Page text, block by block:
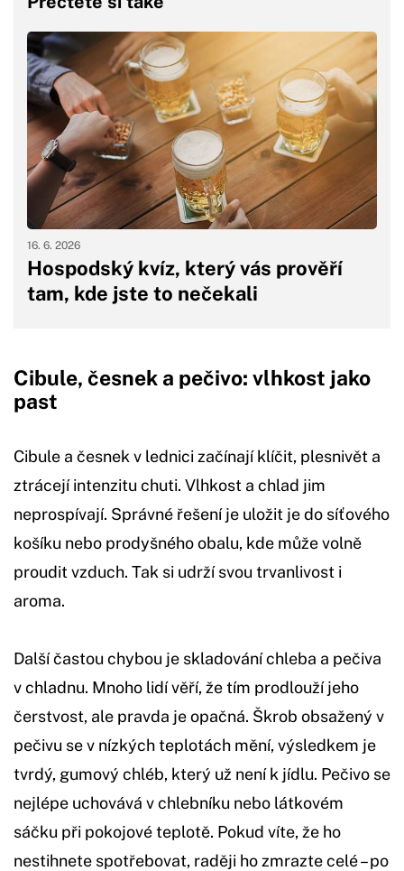
Hospodský kvíz, který vás prověří
tam, kde jste to nečekali
16. 6. 2026
Cibule, česnek a pečivo: vlhkost jako
past
Cibule a česnek v lednici začínají klíčit, plesnivět a
ztrácejí intenzitu chuti. Vlhkost a chlad jim
neprospívají. Správné řešení je uložit je do síťového
košíku nebo prodyšného obalu, kde může volně
proudit vzduch. Tak si udrží svou trvanlivost i
aroma.
Další častou chybou je skladování chleba a pečiva
v chladnu. Mnoho lidí věří, že tím prodlouží jeho
čerstvost, ale pravda je opačná. Škrob obsažený v
pečivu se v nízkých teplotách mění, výsledkem je
tvrdý, gumový chléb, který už není k jídlu. Pečivo se
nejlépe uchovává v chlebníku nebo látkovém
sáčku při pokojové teplotě. Pokud víte, že ho
nestihnete spotřebovat, raději ho zmrazte celé – po